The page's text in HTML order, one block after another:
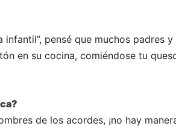
pensé que muchos padres
en su cocina, comiéndose tu
de los acordes, ¡no hay